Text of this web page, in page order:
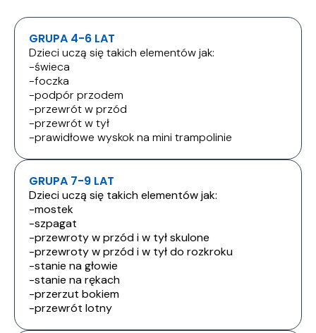
GRUPA 4-6 LAT
Dzieci uczą się takich elementów jak:
-świeca
-foczka
-podpór przodem
-przewrót w przód
-przewrót w tył
-prawidłowe wyskok na mini trampolinie
GRUPA 7-9 LAT
Dzieci uczą się takich elementów jak:
-mostek
-szpagat
-przewroty w przód i w tył skulone
-przewroty w przód i w tył do rozkroku
-stanie na głowie
-stanie na rękach
-przerzut bokiem
-przewrót lotny